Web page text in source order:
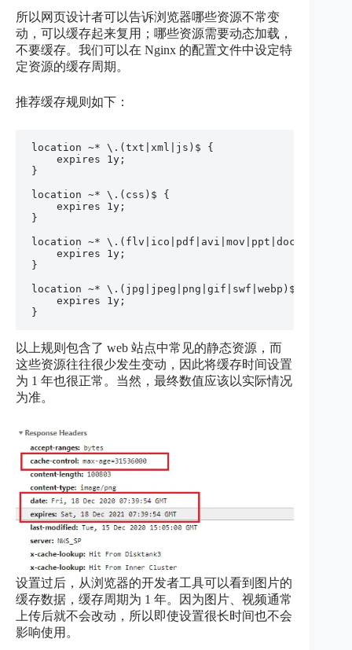
所以网页设计者可以告诉浏览器哪些资源不常变
动，可以缓存起来复用；哪些资源需要动态加载，
不要缓存。我们可以在 Nginx 的配置文件中设定特
定资源的缓存周期。
推荐缓存规则如下：
location ~* \.(txt|xml|js)$ {
}
location ~* \.(css)$ {
}
location ~*
}
location ~* \.(jpg|jpeg|png|gif|swf|webp)$ {
}
以上规则包含了 web 站点中常见的静态资源，而
这些资源往往很少发生变动，因此将缓存时间设置
为 1 年也很正常。当然，最终数值应该以实际情况
为准。
设置过后，从浏览器的开发者工具可以看到图片的
缓存数据，缓存周期为 1 年。因为图片、视频通常
上传后就不会改动，所以即使设置很长时间也不会
影响使用。